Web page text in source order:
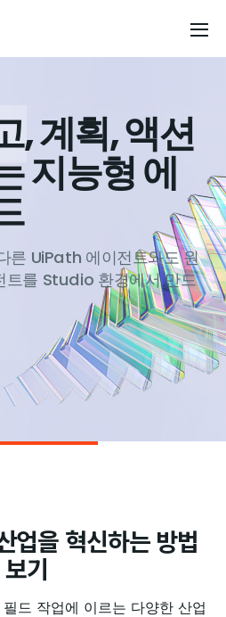
, 계획, 액션
지능형 에
른 UiPath 에이전트와도 원
트를 Studio 환경에서 만드
업을 혁신하는 방법
보기
드 작업에 이르는 다양한 산업